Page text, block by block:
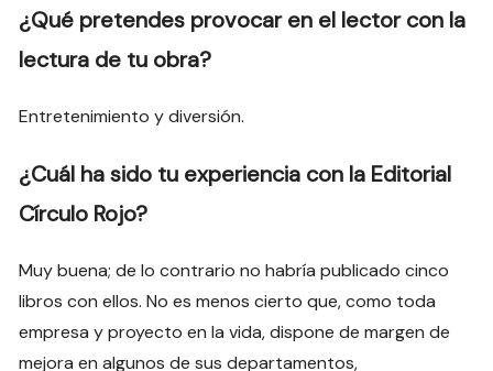
¿Qué pretendes provocar en el lector con la
lectura de tu obra?
Entretenimiento y diversión.
¿Cuál ha sido tu experiencia con la Editorial
Círculo Rojo?
Muy buena; de lo contrario no habría publicado cinco
libros con ellos. No es menos cierto que, como toda
empresa y proyecto en la vida, dispone de margen de
mejora en algunos de sus departamentos,